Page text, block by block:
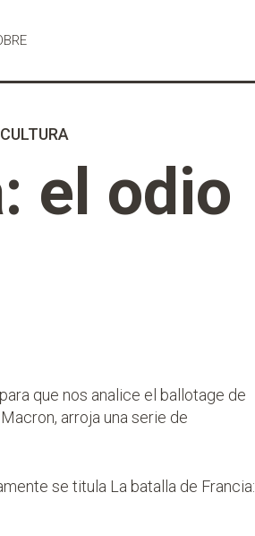
CULTURA
el odio
que nos analice el ballotage de
arroja una serie de
se titula La batalla de Francia: